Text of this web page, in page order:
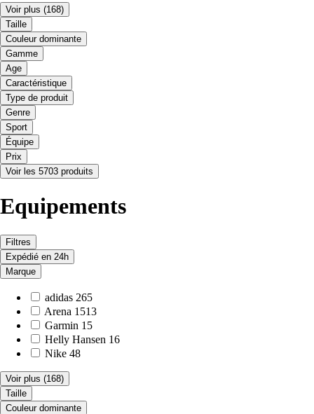
Voir plus (168)
Taille
Couleur dominante
Gamme
Age
Caractéristique
Type de produit
Genre
Sport
Équipe
Prix
Voir les 5703 produits
Equipements
Filtres
Expédié en 24h
Marque
adidas 265
Arena 1513
Garmin 15
Helly Hansen 16
Nike 48
Voir plus (168)
Taille
Couleur dominante